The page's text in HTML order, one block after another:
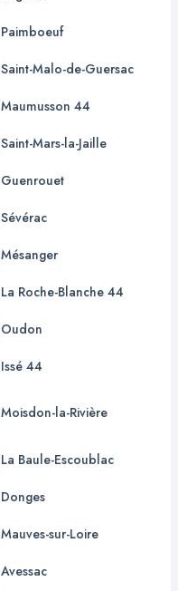
Paimboeuf
Saint-Malo-de-Guersac
Maumusson 44
Saint-Mars-la-Jaille
Guenrouet
Sévérac
Mésanger
La Roche-Blanche 44
Oudon
Issé 44
Moisdon-la-Rivière
La Baule-Escoublac
Donges
Mauves-sur-Loire
Avessac